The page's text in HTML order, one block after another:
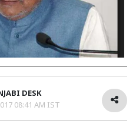
DESK
08:41 AM IST